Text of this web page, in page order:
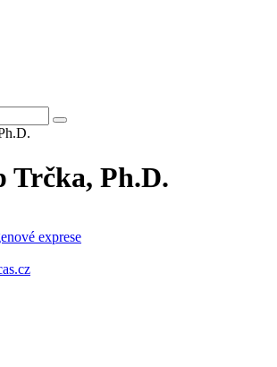
Trčka, Ph.D.
exprese